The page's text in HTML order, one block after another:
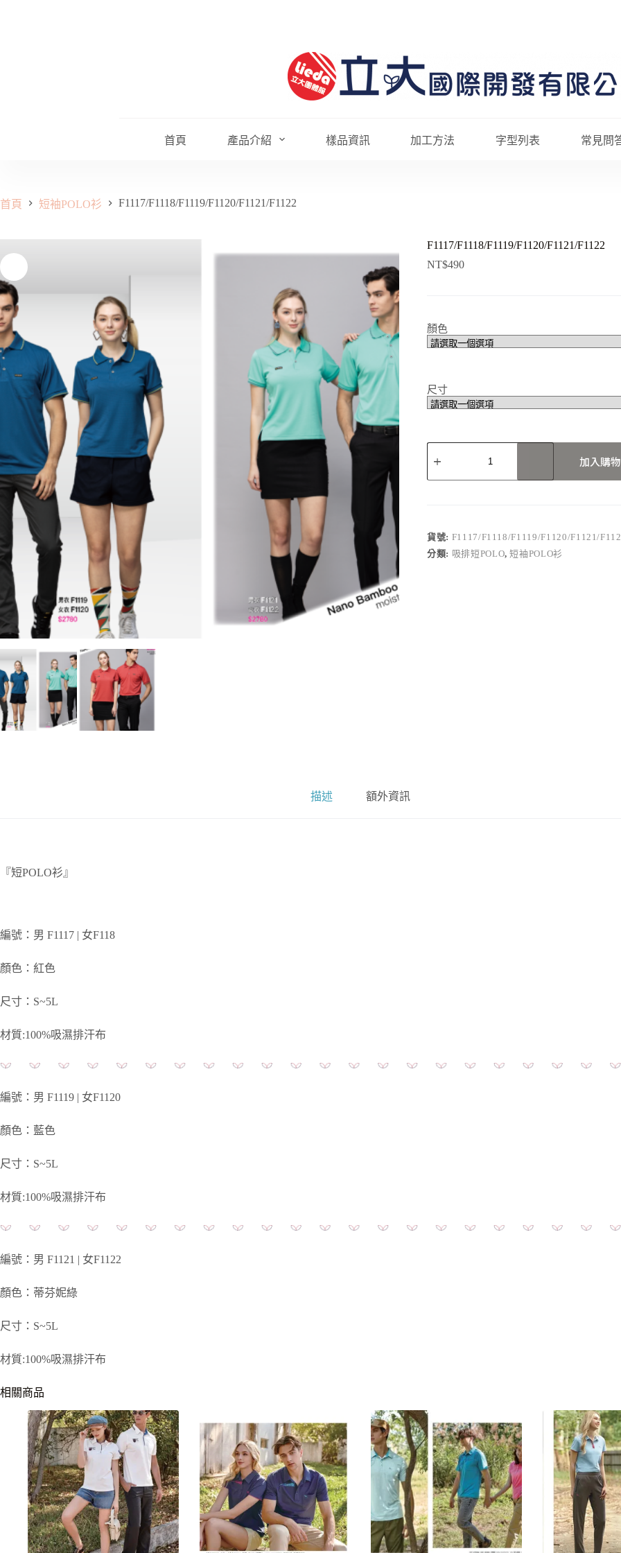
首頁 產品介紹 樣品資訊 加工方法 字型列表 常見問
首頁 短袖POLO衫 F1117/F1118/F1119/F1120/F1121/F1122
F1117/F1118/F1119/F1120/F1121/F1122
NT$490
顏色
尺寸
F1117/F1118/F1119/F1120/F1121/F1122
數
量
加入購
貨號: F1117/F1118/F1119/F1120/F1121/
分類: 吸排短POLO,短袖POLO衫
描述 額外資訊
『短POLO衫』
編號：男 F1117 | 女F118
顏色：紅色
尺寸：S~5L
材質:100%吸濕排汗布
編號：男 F1119 | 女F1120
顏色：藍色
尺寸：S~5L
材質:100%吸濕排汗布
編號：男 F1121 | 女F1122
顏色：蒂芬妮綠
尺寸：S~5L
材質:100%吸濕排汗布
相關商品